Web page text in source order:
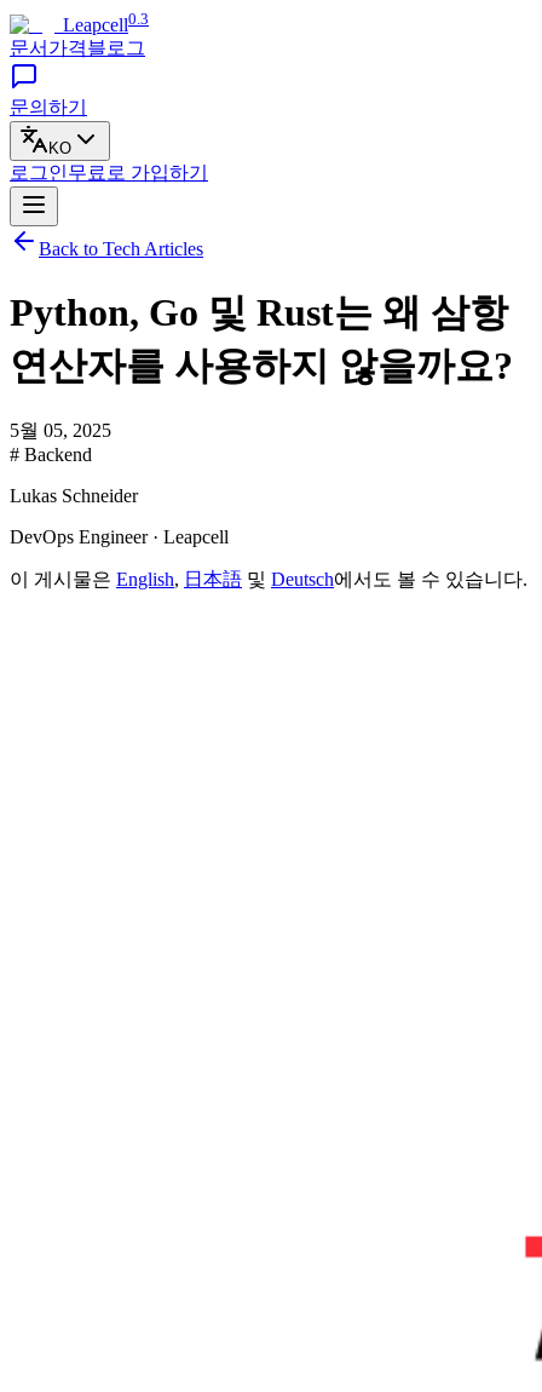
Leapcell0.3
문서 가격블로그
문의하기
KO
로그인무료로 가입하기
Back to Tech Articles
Python, Go 및 Rust는 왜 삼항
연산자를 사용하지 않을까요?
5월 05, 2025
# Backend
Lukas Schneider
DevOps Engineer · Leapcell
이 게시물은 English, 日本語 및 Deutsch에서도 볼 수 있습니다.